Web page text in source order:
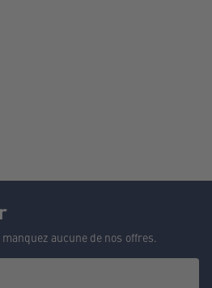
aucune de nos offres.